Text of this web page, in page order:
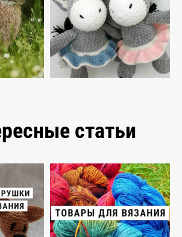
статьи